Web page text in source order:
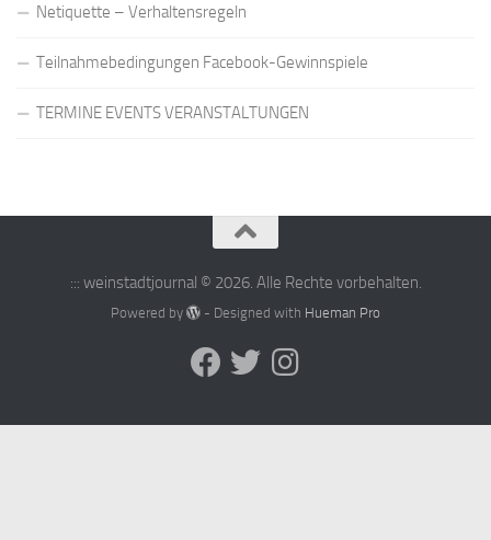
Netiquette – Verhaltensregeln
Teilnahmebedingungen Facebook-Gewinnspiele
TERMINE EVENTS VERANSTALTUNGEN
::: weinstadtjournal © 2026. Alle Rechte vorbehalten.
Powered by - Designed with Hueman Pro